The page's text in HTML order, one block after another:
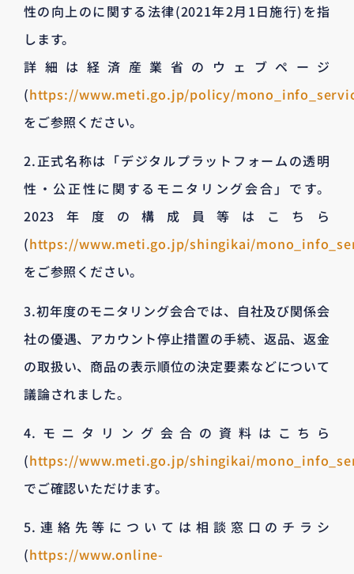
性の向上のに関する法律(2021年2月1日施行)を指
します。
詳細は経済産業省のウェブページ
(https://www.meti.go.jp/policy/
をご参照ください。
2.正式名称は「デジタルプラットフォームの透明
性・公正性に関するモニタリング会合」です。
2023年度の構成員等はこちら
(https://www.meti.go.jp/shingikai/
をご参照ください。
3.初年度のモニタリング会合では、自社及び関係会
社の優遇、アカウント停止措置の手続、返品、返金
の取扱い、商品の表示順位の決定要素などについて
議論されました。
4.モニタリング会合の資料はこちら
(https://www.meti.go.jp/shingikai/
でご確認いただけます。
5.連絡先等については相談窓口のチラシ
(https://www.online-